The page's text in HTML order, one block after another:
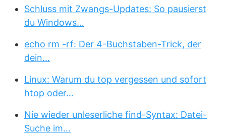
Schluss mit Zwangs-Updates: So pausierst
du Windows…
echo rm -rf: Der 4-Buchstaben-Trick, der
dein…
Linux: Warum du top vergessen und sofort
htop oder…
Nie wieder unleserliche find-Syntax: Datei-
Suche im…